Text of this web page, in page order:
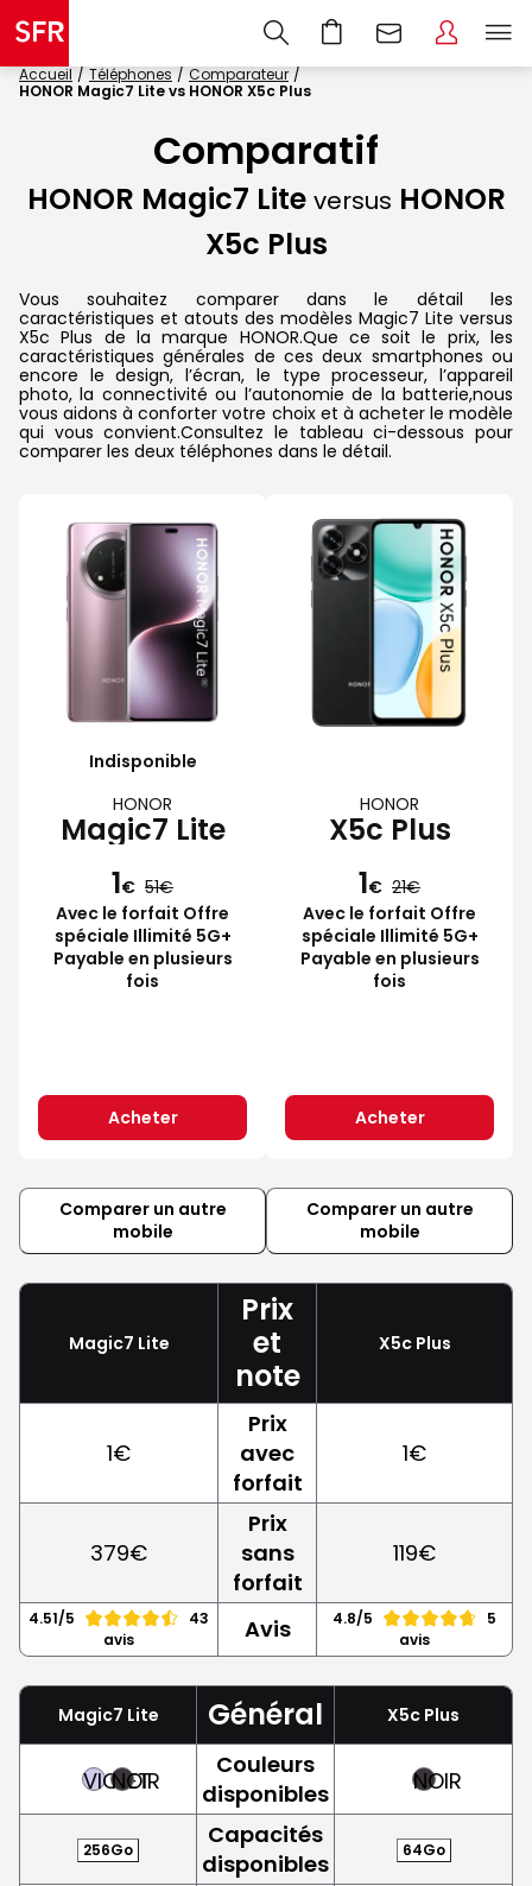
Accueil Téléphones
Comparateur
HONOR Magic7 Lite vs HONOR X5c Plus
Comparatif
HONOR Magic7 Lite versus HONOR
X5c Plus
Vous souhaitez comparer dans le détail les
caractéristiques et atouts des modèles Magic7 Lite versus
X5c Plus de la marque HONOR.Que ce soit le prix, les
caractéristiques générales de ces deux smartphones ou
encore le design, l’écran, le type processeur, l’appareil
photo, la connectivité ou l’autonomie de la batterie,nous
vous aidons à conforter votre choix et à acheter le modèle
qui vous convient.Consultez le tableau ci-dessous pour
comparer les deux téléphones dans le détail.
Indisponible
HONOR
Magic7 Lite
1€ 51
Avec le forfait Offre
spéciale Illimité 5G+
Payable en plusieurs
fois
Acheter
HONOR
X5c Plus
1€ 21
Avec le forfait Offre
spéciale Illimité 5G+
Payable en plusieurs
fois
Acheter
Comparer un autre
mobile
Comparer un autre
mobile
Magic7 Lite
Prix
et
note
X5c Plus
1€
Prix
avec
forfait
1€
379€
Prix
sans
forfait
119€
4.51/5
43
avis
Avis 4.8/5
5
avis
Magic7 Lite Général X5c Plus
VIOLET
NOIR
Couleurs
disponibles
NOIR
256Go
Capacités
disponibles
64Go